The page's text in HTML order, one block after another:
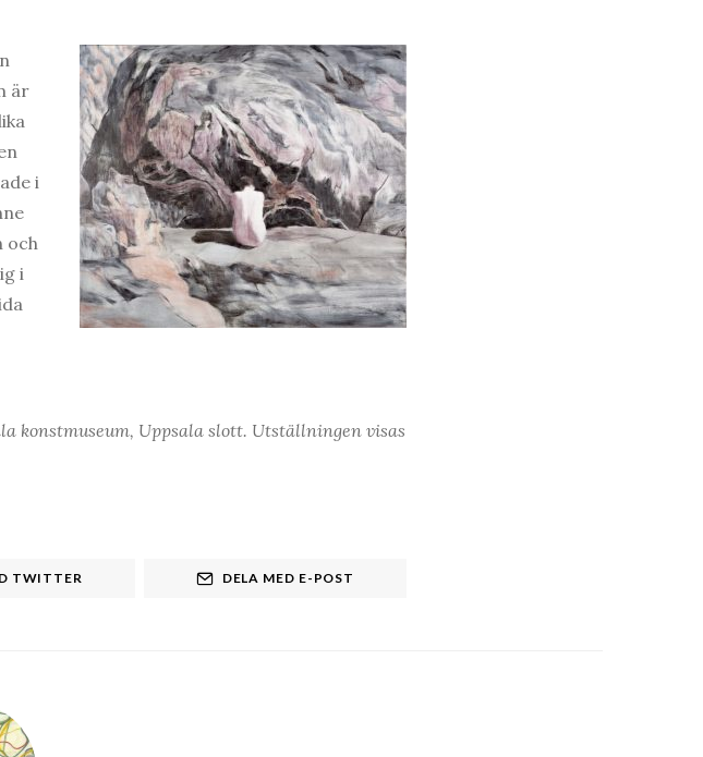
är
i
och
i
konstmuseum, Uppsala slott. Utställningen visas
TWITTER DELA MED E-POST